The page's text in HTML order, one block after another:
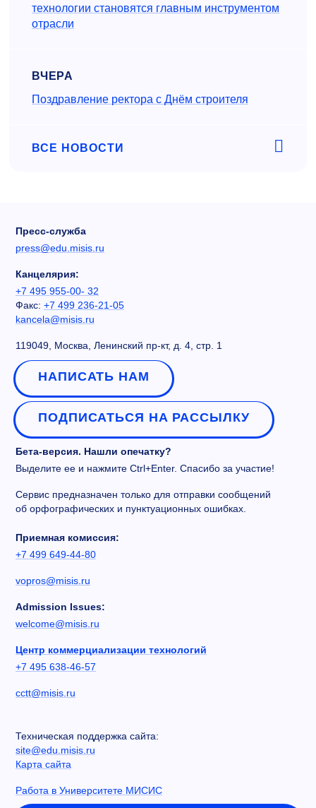
технологии становятся главным инструментом
отрасли
ВЧЕРА
Поздравление ректора с Днём строителя
ВСЕ НОВОСТИ
Пресс-служба
press@edu.misis.ru
Канцелярия:
+7 495 955-00- 32
Факс: +7 499 236-21-05
kancela@misis.ru
119049, Москва, Ленинский пр-кт, д. 4, стр. 1
НАПИСАТЬ НАМ
ПОДПИСАТЬСЯ НА РАССЫЛКУ
Бета-версия. Нашли опечатку?
Выделите ее и нажмите Ctrl+Enter. Спасибо за участие!
Сервис предназначен только для отправки сообщений
об орфографических и пунктуационных ошибках.
Приемная комиссия:
+7 499 649-44-80
vopros@misis.ru
Admission Issues:
welcome@misis.ru
Центр коммерциализации технологий
+7 495 638-46-57
cctt@misis.ru
Техническая поддержка сайта:
site@edu.misis.ru
Карта сайта
Работа в Университете МИСИС